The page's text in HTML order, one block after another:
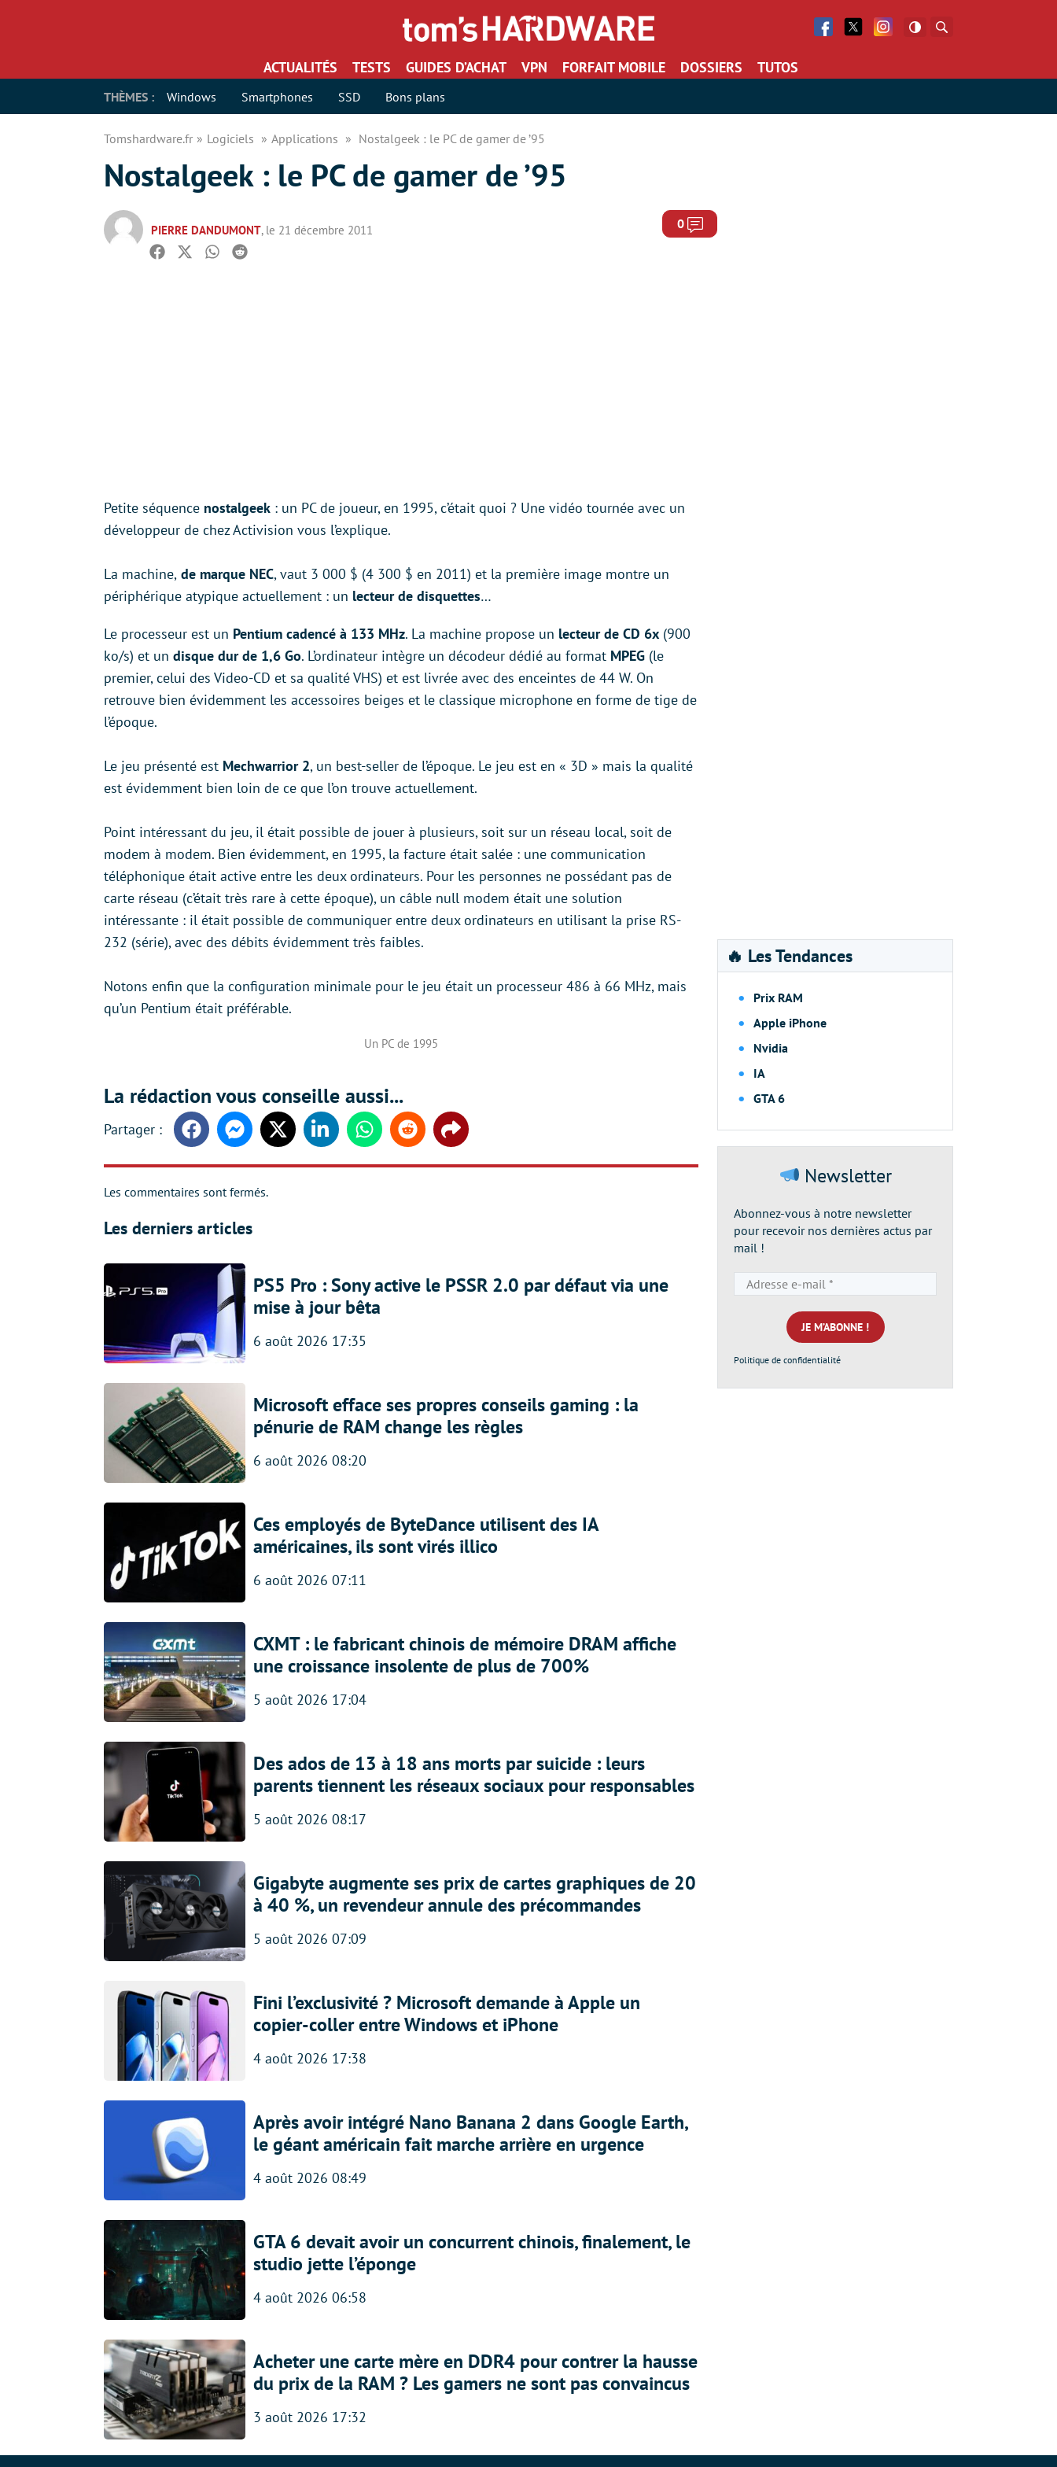
Facebook
Twitter Facebook
ACTUALITÉS TESTS GUIDES D’ACHAT VPN FORFAIT MOBILE DOSSIERS TUTOS
THÈMES : Windows Smartphones SSD Bons plans
Tomshardware.fr Logiciels Applications Nostalgeek : le PC de gamer de ’95
Nostalgeek : le PC de gamer de ’95
PIERRE DANDUMONT, le 21 décembre 2011 0 Commentaires
Facebook
TwitterWhatsapp
Reddit
Petite séquence nostalgeek : un PC de joueur, en 1995, c’était quoi ? Une vidéo tournée avec un
développeur de chez Activision vous l’explique.
La machine, de marque NEC, vaut 3 000 $ (4 300 $ en 2011) et la première image montre un
périphérique atypique actuellement : un lecteur de disquettes…
Le processeur est un Pentium cadencé à 133 MHz. La machine propose un lecteur de CD 6x (900
ko/s) et un disque dur de 1,6 Go. L’ordinateur intègre un décodeur dédié au format MPEG (le
premier, celui des Video-CD et sa qualité VHS) et est livrée avec des enceintes de 44 W. On
retrouve bien évidemment les accessoires beiges et le classique microphone en forme de tige de
l’époque.
Le jeu présenté est Mechwarrior 2, un best-seller de l’époque. Le jeu est en « 3D » mais la qualité
est évidemment bien loin de ce que l’on trouve actuellement.
Point intéressant du jeu, il était possible de jouer à plusieurs, soit sur un réseau local, soit de
modem à modem. Bien évidemment, en 1995, la facture était salée : une communication
téléphonique était active entre les deux ordinateurs. Pour les personnes ne possédant pas de
carte réseau (c’était très rare à cette époque), un câble null modem était une solution
intéressante : il était possible de communiquer entre deux ordinateurs en utilisant la prise RS-
232 (série), avec des débits évidemment très faibles.
Notons enfin que la configuration minimale pour le jeu était un processeur 486 à 66 MHz, mais
qu’un Pentium était préférable.
Un PC de 1995
La rédaction vous conseille aussi...
FacebookMessengerTwitter LinkedinWhatsappReddit Share
Les commentaires sont fermés.
Les derniers articles
PS5 Pro : Sony active le PSSR 2.0 par défaut via une
mise à jour bêta
6 août 2026 17:35
Microsoft efface ses propres conseils gaming : la
pénurie de RAM change les règles
6 août 2026 08:20
Ces employés de ByteDance utilisent des IA
américaines, ils sont virés illico
6 août 2026 07:11
CXMT : le fabricant chinois de mémoire DRAM affiche
une croissance insolente de plus de 700%
5 août 2026 17:04
Des ados de 13 à 18 ans morts par suicide : leurs
parents tiennent les réseaux sociaux pour responsables
5 août 2026 08:17
Gigabyte augmente ses prix de cartes graphiques de 20
à 40 %, un revendeur annule des précommandes
5 août 2026 07:09
Fini l’exclusivité ? Microsoft demande à Apple un
copier-coller entre Windows et iPhone
4 août 2026 17:38
Après avoir intégré Nano Banana 2 dans Google Earth,
le géant américain fait marche arrière en urgence
4 août 2026 08:49
GTA 6 devait avoir un concurrent chinois, finalement, le
studio jette l’éponge
4 août 2026 06:58
Acheter une carte mère en DDR4 pour contrer la hausse
du prix de la RAM ? Les gamers ne sont pas convaincus
3 août 2026 17:32
🔥 Les Tendances
Prix RAM
Apple iPhone
Nvidia
IA
GTA 6
Newsletter
Abonnez-vous à notre newsletter
pour recevoir nos dernières actus par
mail !
e-
mail
*
Politique de confidentialité